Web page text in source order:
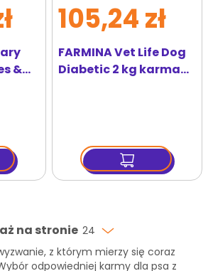
&
FARMINA Vet Life Dog
Diabetic 2 kg karma
105,24 zł
na stronie 24
z którym mierzy się coraz
odpowiedniej karmy dla psa z